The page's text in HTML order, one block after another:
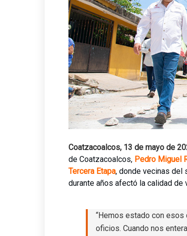
Coatzacoalcos, 13 de mayo de
de Coatzacoalcos, Pedro Miguel
Tercera Etapa, donde vecinas del
durante años afectó la calidad de
“Hemos estado con
oficios. Cuando nos